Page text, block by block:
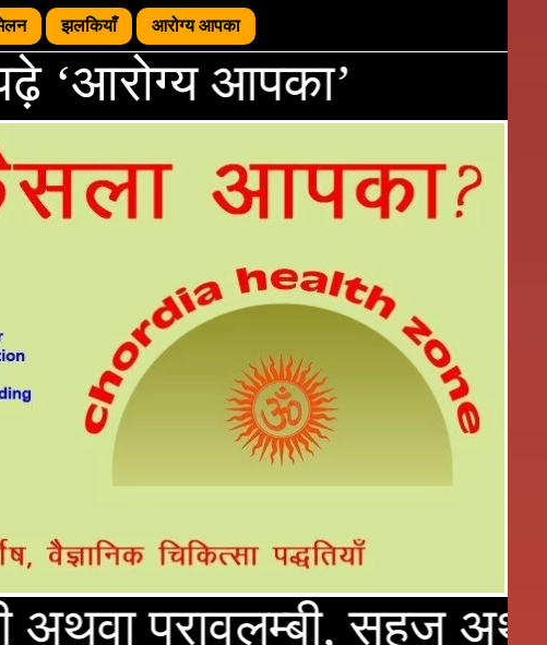
झलकियाँ आरोग्य आपका
पढ़े ‘आरोग्य आपका’
परावलम्बी, सहज अथवा